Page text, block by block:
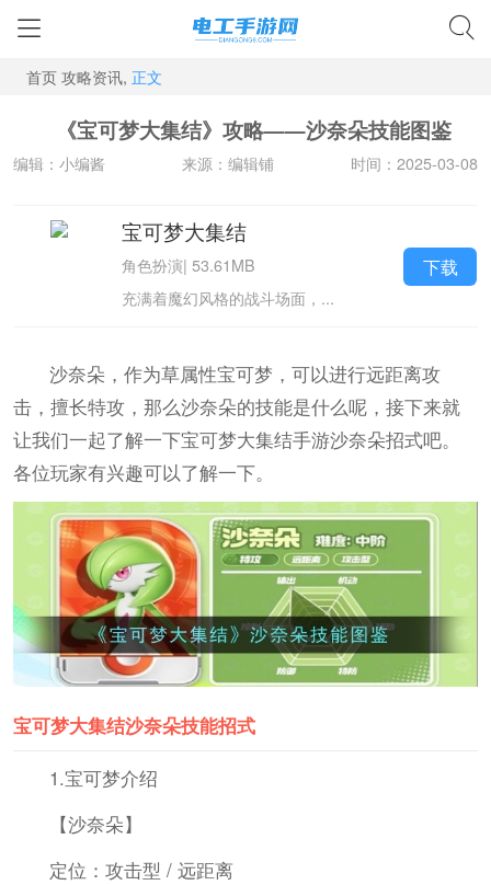
首页 攻略资讯, 正文
《宝可梦大集结》攻略——沙奈朵技能图鉴
编辑：小编酱 来源：编辑铺 时间：2025-03-08
宝可梦大集结
角色扮演| 53.61MB
充满着魔幻风格的战斗场面，...
下载
沙奈朵，作为草属性宝可梦，可以进行远距离攻
击，擅长特攻，那么沙奈朵的技能是什么呢，接下来就
让我们一起了解一下宝可梦大集结手游沙奈朵招式吧。
各位玩家有兴趣可以了解一下。
宝可梦大集结沙奈朵技能招式
1.宝可梦介绍
【沙奈朵】
定位：攻击型 / 远距离